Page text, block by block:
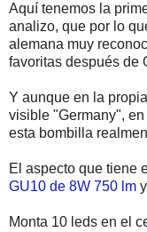
Aquí tenemos la
analizo, que por lo
alemana muy
favoritas después de
Y aunque en la
visible "Germany",
esta bombilla
El aspecto que tiene
GU10 de 8W 750 lm
Monta 10 leds en el